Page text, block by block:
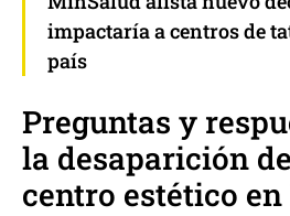
impactaría a centros de
país
Preguntas y
la desaparición
centro estético en